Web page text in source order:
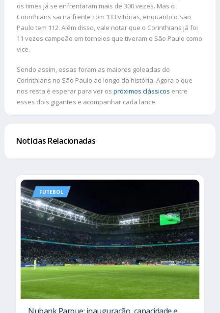
os times já se enfrentaram mais de 300 vezes. Mas o
Corinthians sai na frente com 133 vitórias, enquanto o São
Paulo tem 112. Além disso, vale notar que o Corinthians já foi
11 vezes campeão em torneios que tiveram o São Paulo como
vice.
Sendo assim, essas foram as maiores goleadas do
Corinthians no São Paulo ao longo da história. Agora o que
nos resta é esperar para ver os próximos clássicos entre
esses dois gigantes e acompanhar cada lance.
Notícias Relacionadas
FUTEBOL